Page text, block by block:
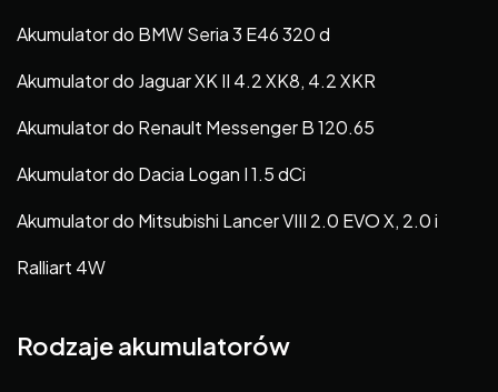
Akumulator do BMW Seria 3 E46 320 d
Akumulator do Jaguar XK II 4.2 XK8, 4.2 XKR
Akumulator do Renault Messenger B 120.65
Akumulator do Dacia Logan I 1.5 dCi
Akumulator do Mitsubishi Lancer VIII 2.0 EVO X, 2.0 i
Ralliart 4W
Rodzaje akumulatorów